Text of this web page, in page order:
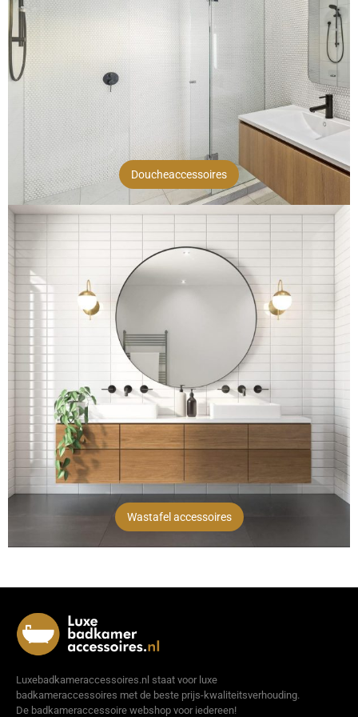
Doucheaccessoires
Wastafel accessoires
Luxebadkameraccessoires.nl staat voor luxe
badkameraccessoires met de beste prijs-kwaliteitsverhouding.
De badkameraccessoire webshop voor iedereen!